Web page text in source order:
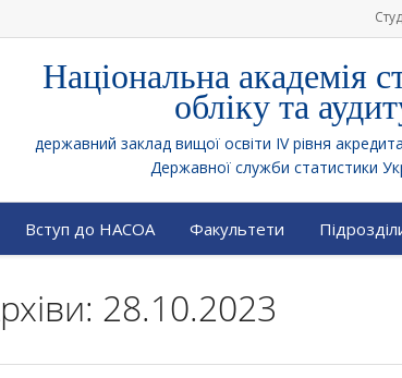
Національна академія
обліку та
державний заклад вищої освіти IV рівня
Державної служби статистики
Вступ до НАСОА Факультети
28.10.2023